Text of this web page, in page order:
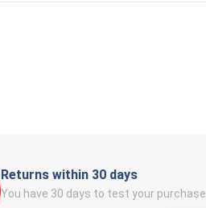
Returns within 30 days
You have 30 days to test your purchase